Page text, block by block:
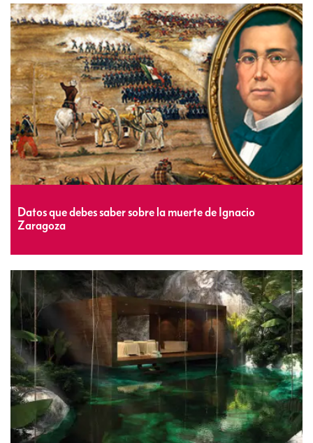
Datos que debes saber sobre la muerte de Ignacio
Zaragoza